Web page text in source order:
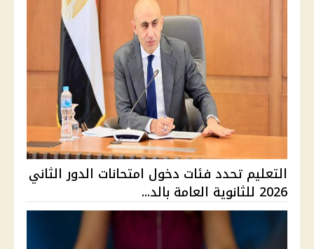
التعليم تحدد فئات دخول امتحانات الدور الثاني
2026 للثانوية العامة بالد...